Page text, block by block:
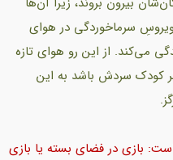
ویروسِ سرماخوردگی در هوای
می‌كند. از این رو هوای تازه
کودک سردش باشد به ‌این
بازی در فضای بسته یا بازی